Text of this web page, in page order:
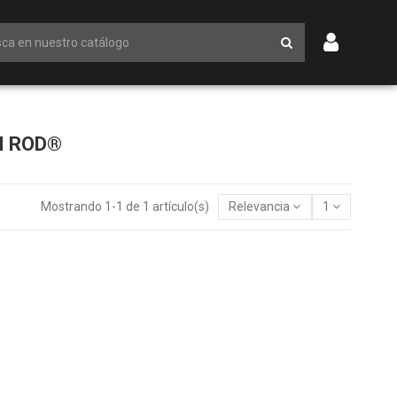
ROD®
Mostrando 1-1 de 1 artículo(s) Relevancia 1